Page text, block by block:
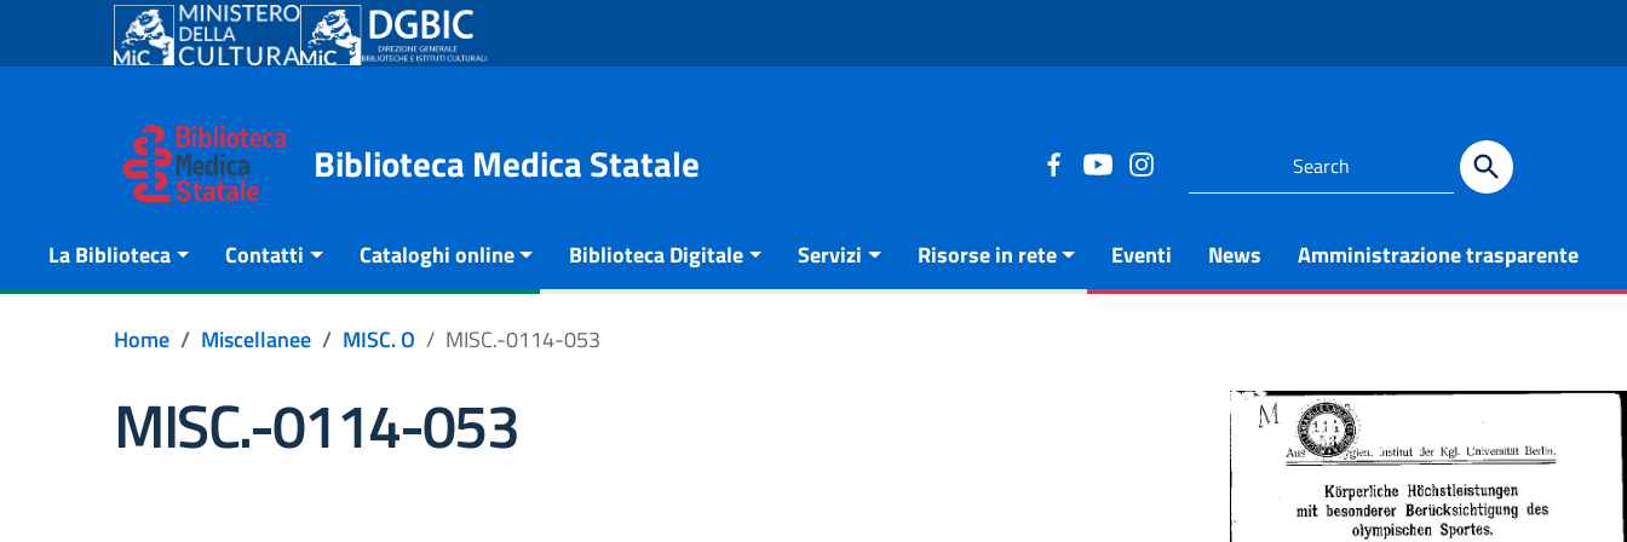
Go to content
Go to the navigation menu
Biblioteca Medica Statale
La Biblioteca Contatti Cataloghi online Biblioteca Digitale Servizi Risorse in rete Eventi News Amministrazione trasparente
Home Miscellanee MISC. O MISC.-0114-053
MISC.-0114-053